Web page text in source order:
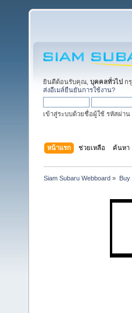
ยินดีต้อนรับคุณ, บุคคลทั่วไป ก
ส่งอีเมล์ยืนยันการใช้งาน?
เข้าสู่ระบบด้วยชื่อผู้ใช้ รหัสผ่าน
หน้าแรก ช่วยเหลือ ค้นหา
Siam Subaru Webboard » Buy